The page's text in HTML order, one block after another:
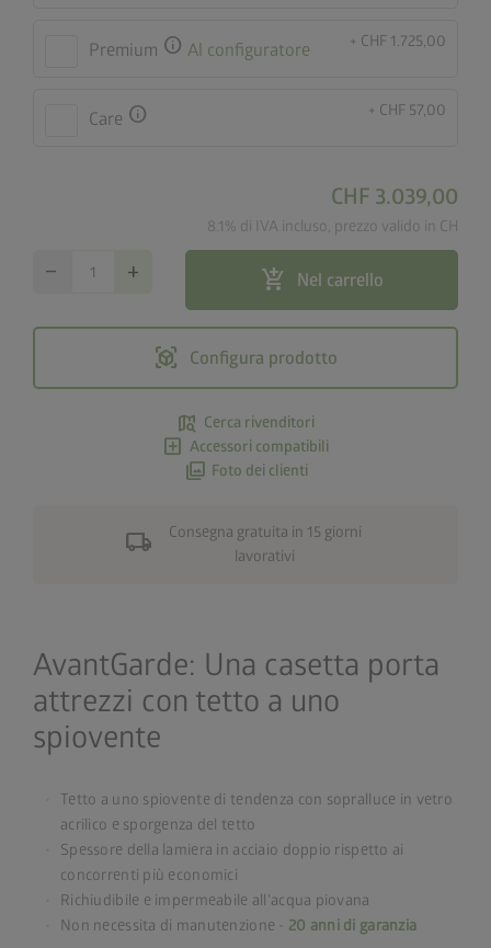
Premium info Al configuratore + CHF 1.725,00
Care info + CHF 57,00
CHF 3.039,00
8.1% di IVA incluso, prezzo valido in CH
remove add add_shopping_cart Nel carrello
view_in_ar Configura prodotto
map_search Cerca rivenditori
add_box Accessori compatibili
photo_library Foto dei clienti
local_shipping
Consegna gratuita in 15 giorni
lavorativi
AvantGarde: Una casetta porta
attrezzi con tetto a uno
spiovente
Tetto a uno spiovente di tendenza con sopralluce in vetro
acrilico e sporgenza del tetto
Spessore della lamiera in acciaio doppio rispetto ai
concorrenti più economici
Richiudibile e impermeabile all'acqua piovana
Non necessita di manutenzione - 20 anni di garanzia